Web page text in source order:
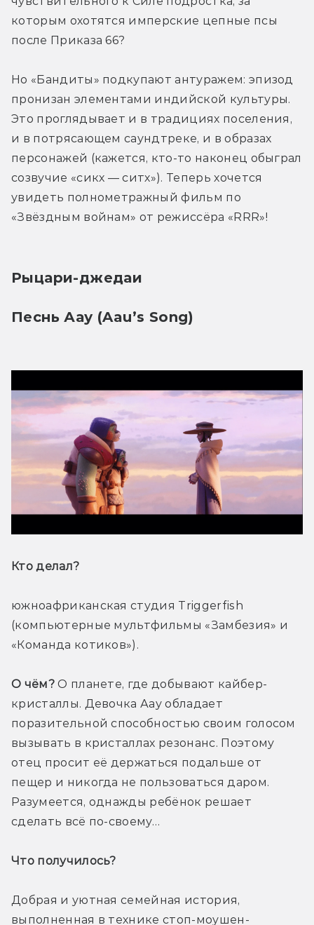
которым охотятся имперские цепные псы
после Приказа 66?
Но «Бандиты» подкупают антуражем: эпизод
пронизан элементами индийской культуры.
Это проглядывает и в традициях поселения,
и в потрясающем саундтреке, и в образах
персонажей (кажется, кто-то наконец обыграл
созвучие «сикх — ситх»). Теперь хочется
увидеть полнометражный фильм по
«Звёздным войнам» от режиссёра «RRR»!
Рыцари-джедаи
Песнь Аау (Aau’s Song)
Кто делал?
южноафриканская студия Triggerfish
(компьютерные мультфильмы «Замбезия» и
«Команда котиков»).
О чём? О планете, где добывают кайбер-
кристаллы. Девочка Аау обладает
поразительной способностью своим голосом
вызывать в кристаллах резонанс. Поэтому
отец просит её держаться подальше от
пещер и никогда не пользоваться даром.
Разумеется, однажды ребёнок решает
сделать всё по-своему…
Что получилось?
Добрая и уютная семейная история,
выполненная в технике стоп-моушен-